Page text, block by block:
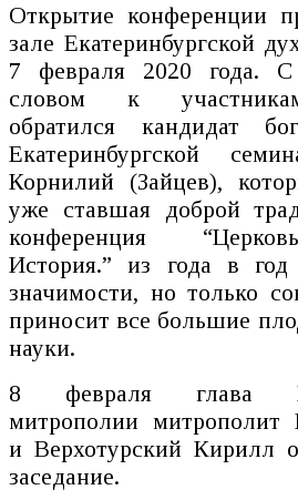
Открытие конференции
зале Екатеринбургской
7 февраля 2020 года. С
словом к
обратился кандидат
Екатеринбургской
Корнилий (Зайцев),
уже ставшая доброй
конференция
История.” из года в год
значимости, но только
приносит все большие
науки.
8 февраля глава
митрополии митрополит
и Верхотурский Кирилл
заседание.